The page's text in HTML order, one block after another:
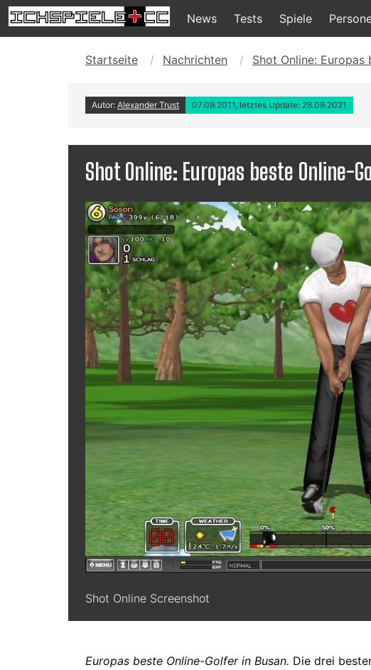
News Tests Spiele
Startseite Nachrichten Shot Online:
Autor: Alexander Trust 07.09.2011, letztes Update: 28.09.2021
Shot Online: Europas beste Online-
Shot Online Screenshot
Europas beste Online-Golfer in Busan. Die drei